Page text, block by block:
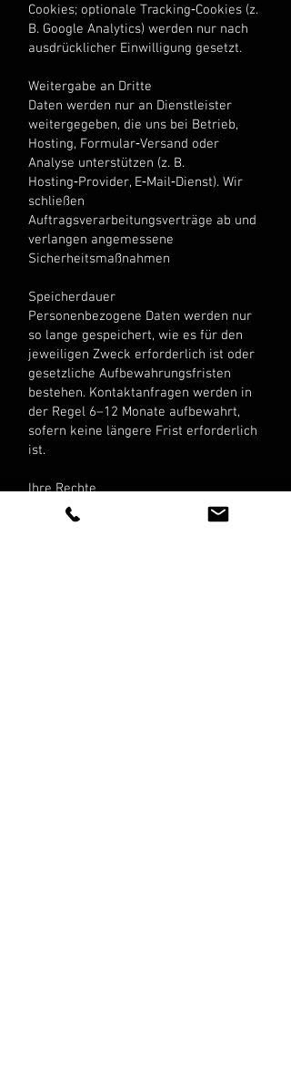
Cookies; optionale Tracking‑Cookies (z.
B. Google Analytics) werden nur nach
ausdrücklicher Einwilligung gesetzt.
Weitergabe an Dritte
Daten werden nur an Dienstleister
weitergegeben, die uns bei Betrieb,
Hosting, Formular‑Versand oder
Analyse unterstützen (z. B.
Hosting‑Provider, E‑Mail‑Dienst). Wir
schließen
Auftragsverarbeitungsverträge ab und
verlangen angemessene
Sicherheitsmaßnahmen
Speicherdauer
Personenbezogene Daten werden nur
so lange gespeichert, wie es für den
jeweiligen Zweck erforderlich ist oder
gesetzliche Aufbewahrungsfristen
bestehen. Kontaktanfragen werden in
der Regel 6–12 Monate aufbewahrt,
sofern keine längere Frist erforderlich
ist.
Ihre Rechte
Sie haben das Recht auf Auskunft,
Berichtigung, Löschung, Einschränkung